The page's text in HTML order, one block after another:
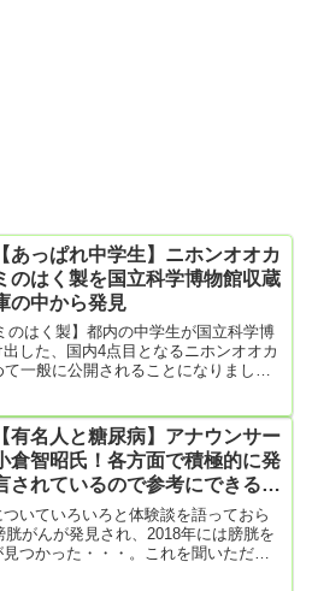
【あっぱれ中学生】ニホンオオカ
のはく製を国立科学博物館収蔵
の中から発見
のはく製】都内の中学生が国立科学博
した、国内4点目となるニホンオオカ
一般に公開されることになりました
【有名人と糖尿病】アナウンサー
倉智昭氏！各方面で積極的に発
されているので参考にできるこ
があれば！
いていろいろと体験談を語っておら
がんが発見され、2018年には膀胱を
つかった・・・。これを聞いただけ